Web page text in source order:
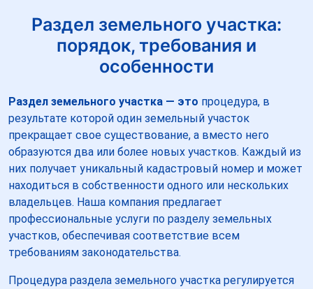
Раздел земельного участка:
порядок, требования и
особенности
Раздел земельного участка — это процедура, в
результате которой один земельный участок
прекращает свое существование, а вместо него
образуются два или более новых участков. Каждый из
них получает уникальный кадастровый номер и может
находиться в собственности одного или нескольких
владельцев. Наша компания предлагает
профессиональные услуги по разделу земельных
участков, обеспечивая соответствие всем
требованиям законодательства.
Процедура раздела земельного участка регулируется